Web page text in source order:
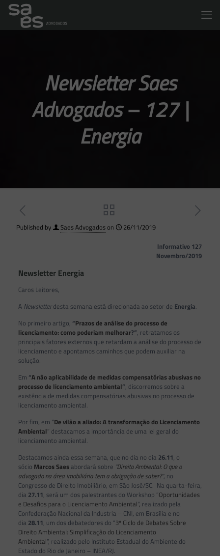
Newsletter Saes
Advogados – 127 |
Energia
Published by Saes Advogadoson
26/11/2019
Informativo 127
Novembro/2019
Newsletter Energia
Caros Leitores,
A Newsletterdesta semana está direcionada ao setor de Energia.
No primeiro artigo, “Prazos de análise do processo de
licenciamento: como poderiam melhorar?”, retratamos os
principais fatores externos que retardam a análise do processo de
licenciamento e apontamos caminhos que podem auxiliar na
solução.
Em “A não aplicabilidade de medidas compensatórias abusivas no
processo de licenciamento ambiental”, discorremos sobre a
existência de medidas compensatórias abusivas no processo de
licenciamento ambiental.
Por fim, em “De vilão a aliado: A transformação do Licenciamento
Ambiental” destacamos a importância de uma lei geral do
licenciamento ambiental.
Destacamos ainda essa semana, que no dia no dia 26.11, o
sócio Marcos Saesabordará sobre “Direito Ambiental: O que o
advogado na área imobiliária tem a obrigação de saber?“, no
Congresso de Direito Imobiliário, em São José/SC. Na quarta-feira,
dia 27.11, será um dos palestrantes do Workshop “Oportunidades
e Desafios para o Licenciamento Ambiental“, realizado pela
Confederação Nacional da Industria – CNI, em Brasília e no
dia 28.11, um dos debatedores do “3º Ciclo de Debates Sobre
Direito Ambiental: Simplificação do Licenciamento
Ambiental”, realizado pelo Instituto Estadual do Ambiente do
Estado do Rio de Janeiro – INEA/RJ.